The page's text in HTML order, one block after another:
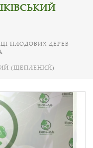
ПЛОДОВИХ ДЕРЕВ
(ЩЕПЛЕНИЙ)